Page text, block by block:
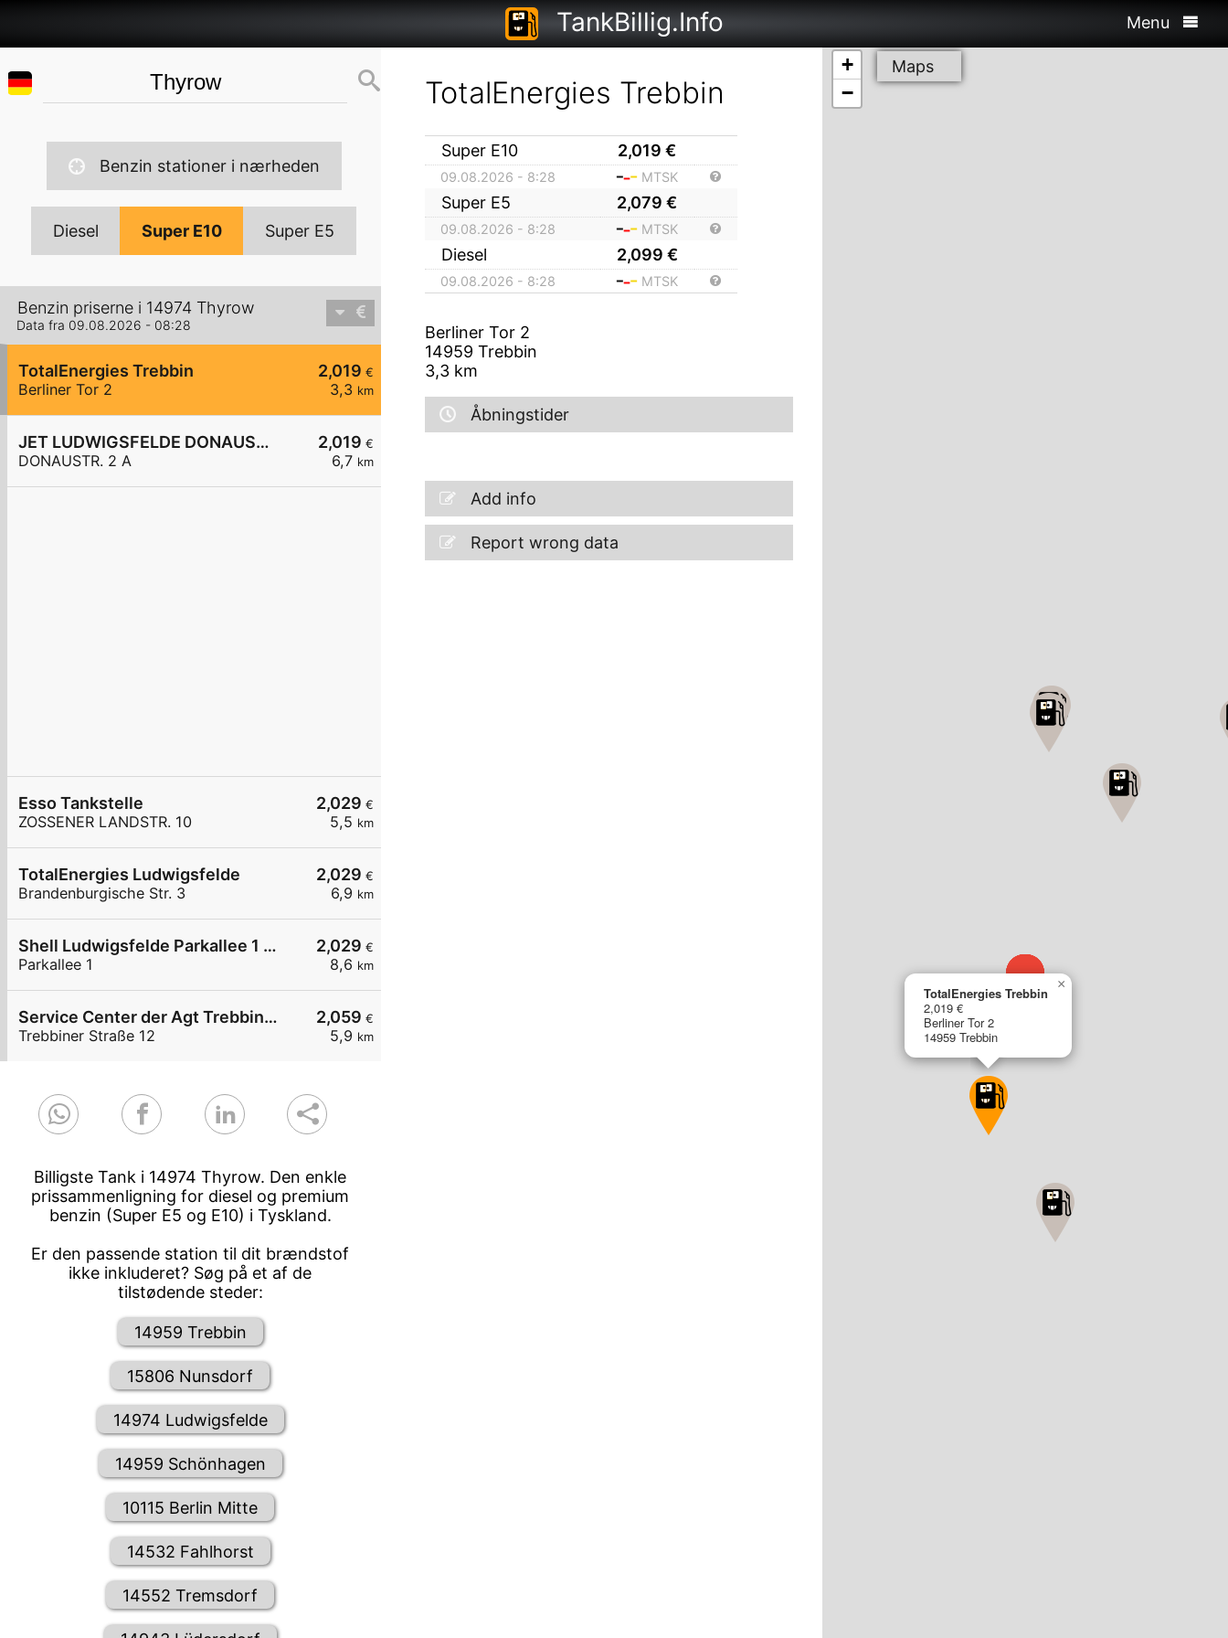
TankBillig.Info Menu
Benzin stationer i nærheden
Diesel Super E10 Super E5
Benzin priserne i 14974 Thyrow
Data fra 09.08.2026 - 08:28
2,019 €
3,3 km
TotalEnergies Trebbin
Berliner Tor 2
2,019 €
6,7 km
JET LUDWIGSFELDE DONAUSTR. 2 A
DONAUSTR. 2 A
2,029 €
5,5 km
Esso Tankstelle
ZOSSENER LANDSTR. 10
2,029 €
6,9 km
TotalEnergies Ludwigsfelde
Brandenburgische Str. 3
2,029 €
8,6 km
Shell Ludwigsfelde Parkallee 1 Brandenburg Park
Parkallee 1
2,059 €
5,9 km
Service Center der Agt Trebbiner Straße 12
Trebbiner Straße 12
Billigste Tank i 14974 Thyrow. Den enkle
prissammenligning for diesel og premium
benzin (Super E5 og E10) i Tyskland.
Er den passende station til dit brændstof
ikke inkluderet? Søg på et af de
tilstødende steder:
14959 Trebbin
15806 Nunsdorf
14974 Ludwigsfelde
14959 Schönhagen
10115 Berlin Mitte
14532 Fahlhorst
14552 Tremsdorf
TotalEnergies Trebbin
Super E10 2,019 €
09.08.2026 - 8:28 MTSK
Super E5 2,079 €
09.08.2026 - 8:28 MTSK
Diesel 2,099 €
09.08.2026 - 8:28 MTSK
Berliner Tor 2
14959 Trebbin
3,3km
Åbningstider
Add info
Report wrong data
TotalEnergies Trebbin
2,019 €
Berliner Tor 2
14959 Trebbin
×
+
−
Maps